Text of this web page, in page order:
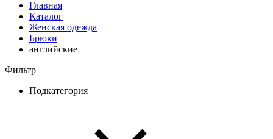
Главная
Каталог
Женская одежда
Брюки
английские
Фильтр
Подкатегория